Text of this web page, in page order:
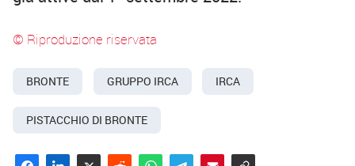
© Riproduzione riservata
BRONTE GRUPPO IRCA IRCA
PISTACCHIO DI BRONTE